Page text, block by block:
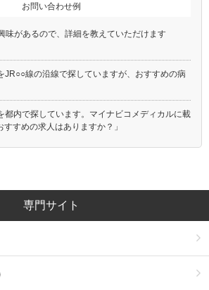
お問い合わせ例
味があるので、詳細を教えていただけます
JR○○線の沿線で探していますが、おすすめの病
都内で探しています。マイナビコメディカルに載
すめの求人はありますか？」
専門サイト